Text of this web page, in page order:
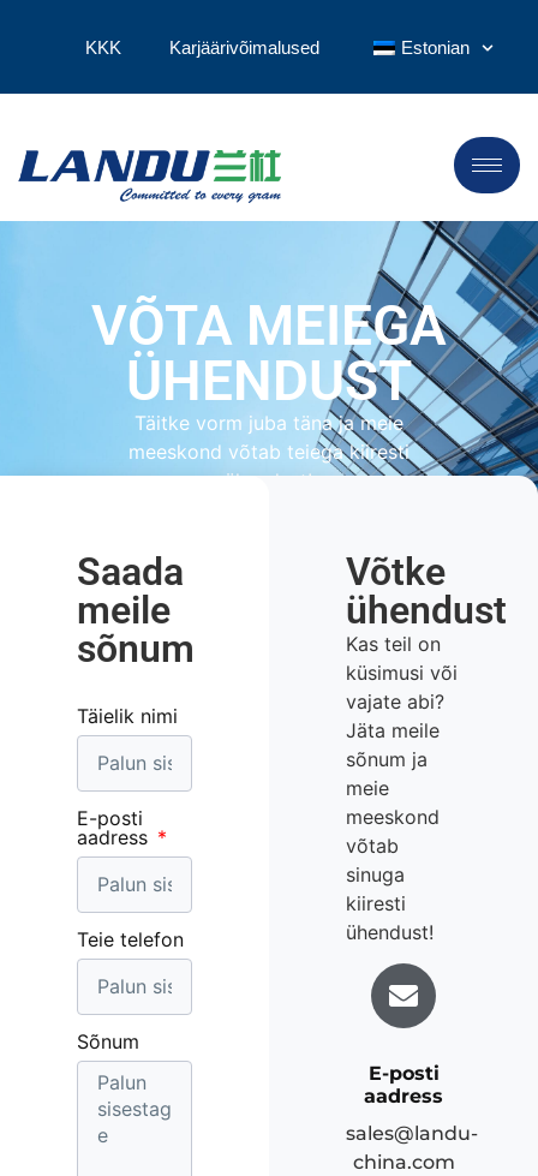
KKK Karjäärivõimalused Estonian
VÕTA MEIEGA
ÜHENDUST
Täitke vorm juba täna ja meie
meeskond võtab teiega kiiresti
ühendust!
Saada
meile
sõnum
Täielik nimi
E-posti
aadress
Teie telefon
Sõnum
Võtke
ühendust
Kas teil on
küsimusi või
vajate abi?
Jäta meile
sõnum ja
meie
meeskond
võtab
sinuga
kiiresti
ühendust!
E-posti
aadress
sales@landu-
china.com